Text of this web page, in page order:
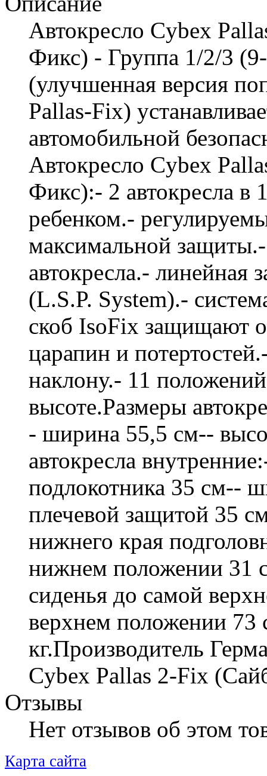
Автокресло Cybex
Фикс) - Группа 1/2/3
(улучшенная версия
Pallas-Fix)
автомобильной
Автокресло Cybex
Фикс):- 2 автокресла в
ребенком.-
максимальной
автокресла.- линейная
(L.S.P. System).-
скоб IsoFix защищают
царапин и
наклону.- 11
высоте.Размеры
- ширина 55,5 см--
автокресла
подлокотника 35 см--
плечевой защитой 35
нижнего края
нижнем положении 31
сиденья до самой
верхнем положении 73
кг.Производитель
Cybex Pallas 2-Fix
Отзывы
Нет отзывов об этом
Карта сайта